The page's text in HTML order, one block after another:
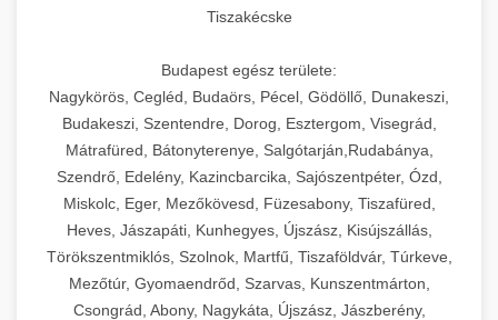
Tiszakécske
Budapest egész területe:
Nagykörös, Cegléd, Budaörs, Pécel, Gödöllő, Dunakeszi,
Budakeszi, Szentendre, Dorog, Esztergom, Visegrád,
Mátrafüred, Bátonyterenye, Salgótarján,Rudabánya,
Szendrő, Edelény, Kazincbarcika, Sajószentpéter, Ózd,
Miskolc, Eger, Mezőkövesd, Füzesabony, Tiszafüred,
Heves, Jászapáti, Kunhegyes, Újszász, Kisújszállás,
Törökszentmiklós, Szolnok, Martfű, Tiszaföldvár, Túrkeve,
Mezőtúr, Gyomaendrőd, Szarvas, Kunszentmárton,
Csongrád, Abony, Nagykáta, Újszász, Jászberény,